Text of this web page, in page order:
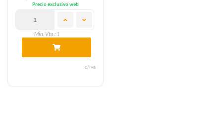
Precio exclusivo web
Min. Vta.: 1
c/iva